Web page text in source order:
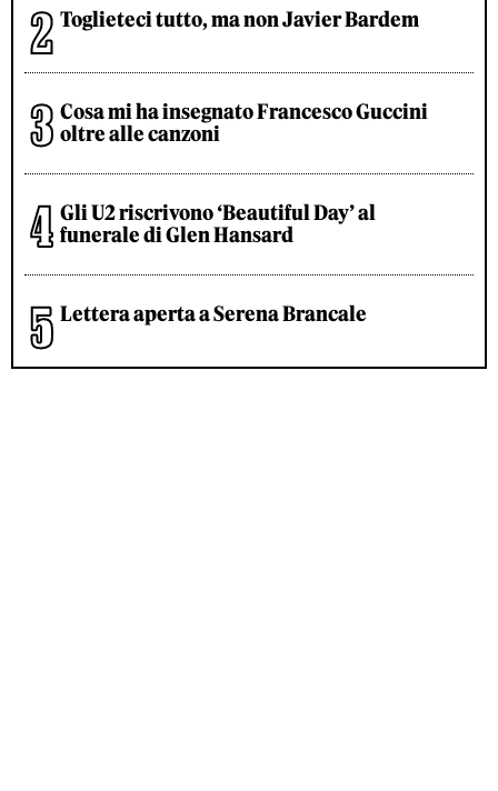
Toglieteci tutto, ma non Javier Bardem
Cosa mi ha insegnato Francesco Guccini
oltre alle canzoni
Gli U2 riscrivono ‘Beautiful Day’ al
funerale di Glen Hansard
Lettera aperta a Serena Brancale